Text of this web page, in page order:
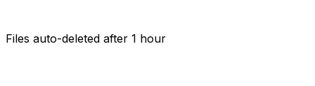
Files auto-deleted after 1 hour